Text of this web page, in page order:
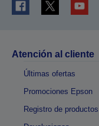
Atención al cliente
Últimas ofertas
Promociones Epson
Registro de productos